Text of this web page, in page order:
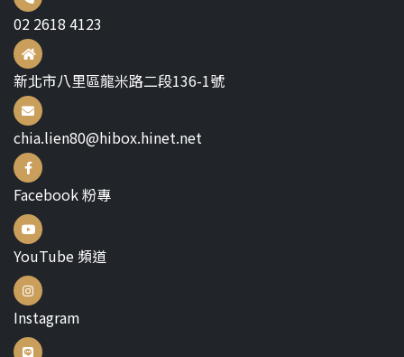
02 2618 4123
新北市八里區龍米路二段136-1號
chia.lien80@hibox.hinet.net
Facebook 粉專
YouTube 頻道
Instagram